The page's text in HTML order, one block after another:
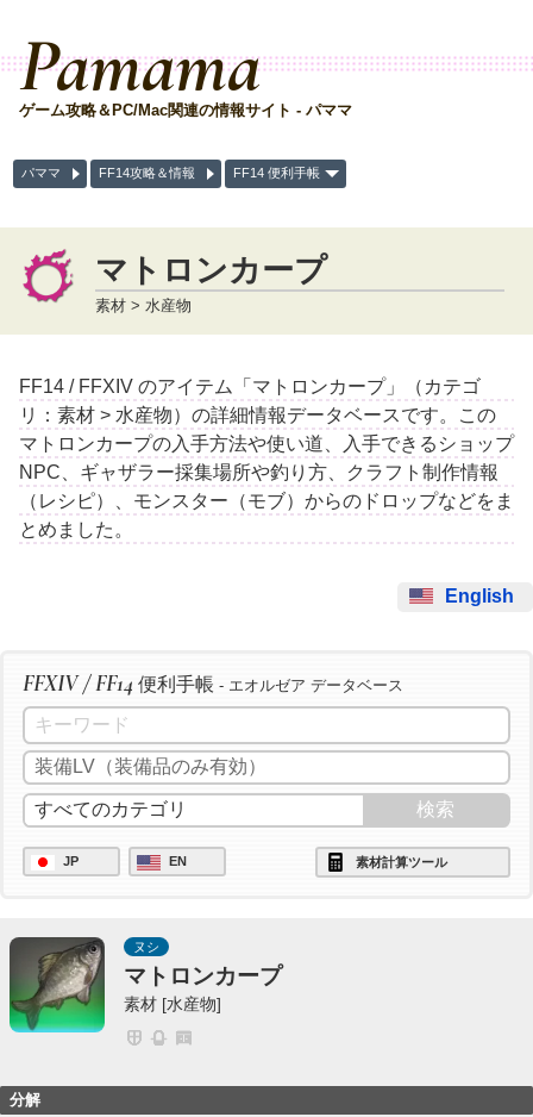
Pamama
ゲーム攻略＆PC/Mac関連の情報サイト - パママ
パママ FF14攻略＆情報 FF14 便利手帳
マトロンカープ
素材 > 水産物
FF14 / FFXIV のアイテム「マトロンカープ」（カテゴ
リ：素材 > 水産物）の詳細情報データベースです。この
マトロンカープの入手方法や使い道、入手できるショップ
NPC、ギャザラー採集場所や釣り方、クラフト制作情報
（レシピ）、モンスター（モブ）からのドロップなどをま
とめました。
English
FFXIV / FF14 便利手帳 - エオルゼア データベース
JP EN 素材計算ツール
ヌシ
マトロンカープ
素材 [水産物]
分解